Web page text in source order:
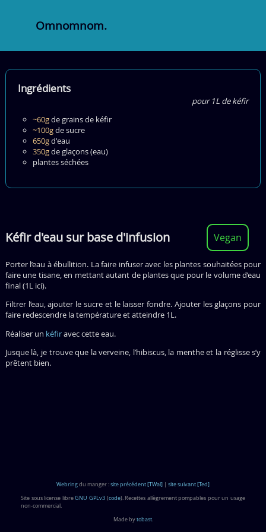
Omnomnom.
Ingrédients
pour 1L de kéfir
~60gdegrains de kéfir
~100gdesucre
650gd'eau
350gdeglaçons (eau)
plantes séchées
Kéfir d'eau sur base d'infusion Vegan
Porter l’eau à ébullition. La faire infuser avec les plantes souhaitées pour
faire une tisane, en mettant autant de plantes que pour le volume d’eau
final (1L ici).
Filtrer l’eau, ajouter le sucre et le laisser fondre. Ajouter les glaçons pour
faire redescendre la température et atteindre 1L.
Réaliser un kéfiravec cette eau.
Jusque là, je trouve que la verveine, l’hibiscus, la menthe et la réglisse s’y
prêtent bien.
Webringdu manger :site précédent [TWal] | site suivant [Ted]
Site sous license libreGNU GPLv3(code). Recettes allègrement pompables pour un usage
non-commercial.
Made bytobast.